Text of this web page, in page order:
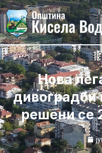
Skip
to
content
Нова
дивоградби
решени се